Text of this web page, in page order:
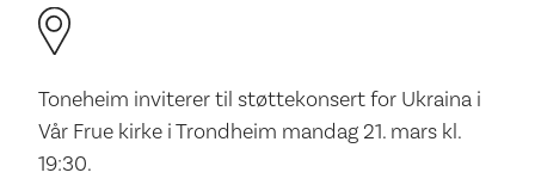
Toneheim inviterer til støttekonsert for Ukraina i
Vår Frue kirke i Trondheim mandag 21. mars kl.
19:30.